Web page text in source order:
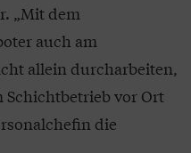
„Mit dem
auch am
allein durcharbeiten,
Schichtbetrieb vor Ort
die